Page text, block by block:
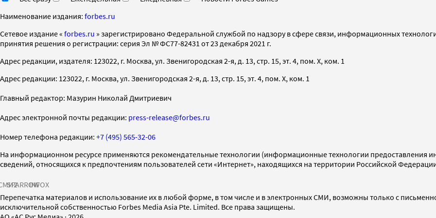
Наименование издания: forbes.ru
Cетевое издание « forbes.ru » зарегистрировано Федеральной службой по надзору в сфере связи, информационных
принятия решения о регистрации: серия Эл № ФС77-82431 от 23 декабря 2021 г.
Адрес редакции, издателя: 123022, г. Москва, ул. Звенигородская 2-я, д. 13, стр. 15, эт. 4, пом. X, ком. 1
Адрес редакции: 123022, г. Москва, ул. Звенигородская 2-я, д. 13, стр. 15, эт. 4, пом. X, ком. 1
Главный редактор: Мазурин Николай Дмитриевич
Адрес электронной почты редакции: press-release@forbes.ru
Номер телефона редакции: +7 (495) 565-32-06
На информационном ресурсе применяются рекомендательные технологии (информационные технологии предоставления
сведений, относящихся к предпочтениям пользователей сети «Интернет», находящихся на территории Российской
SPARROWINFOX
Перепечатка материалов и использование их в любой форме, в том числе и в электронных СМИ, возможны только с
исключительной собственностью Forbes Media Asia Pte. Limited. Все права защищены.